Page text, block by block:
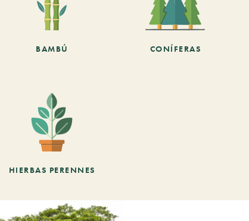
BAMBÚ CONÍFERAS
HIERBAS PERENNES